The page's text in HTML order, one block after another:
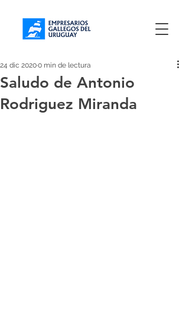
Saludo de Antonio
Rodriguez Miranda
24 dic 20200 min de lectura